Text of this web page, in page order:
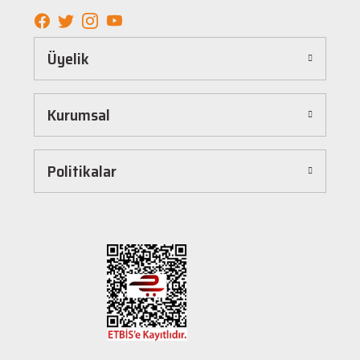
Kolay ve Hızlı Alışveriş Deneyimi
Hepnalbur.com, kullanıcı dostu arayüzü sayesinde alışverişi keyifli bir deneyime
dönüştürür. Ürünleri kategorilere göre sıralayabilir, arama kutusunu kullanarak
istediğiniz ürünü anında bulabilirsiniz. Ayrıca ürün sayfalarımızda detaylı açıklamalar ve
ürün özellikleri yer alır, böylece tercih etmek istediğiniz ürün hakkında tüm bilgilere
hızlıca siparişinizi tamamlayabilirsiniz.
Hızlı Kargo ve Güvenilir Teslimat
Hepnalbur.com olarak müşterilerimize en hızlı şekilde ürünlerini ulaştırmak için özenle
Müşteri Destek Hattı ile İletişim
Herhangi bir soru, öneri veya şikayetiniz için müşteri destek ekibimiz her zaman
hizmetinizdedir. İletişim sayfamız üzerinden bize ulaşabilir veya canlı destek
hattımızdan anında yardım alabilirsiniz. Siz değerli müşterilerimizin memnuniyeti, en
Üyelik
Kurumsal
Politikalar